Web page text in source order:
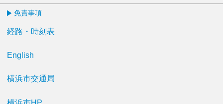
免責事項
経路・時刻表
English
横浜市交通局